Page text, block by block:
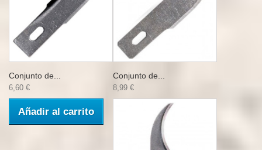
Conjunto de...
6,60 €
Añadir al carrito
Conjunto de...
8,99 €